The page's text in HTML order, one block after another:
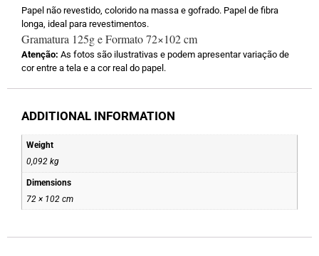
Papel não revestido, colorido na massa e gofrado. Papel de fibra
longa, ideal para revestimentos.
Gramatura 125g e Formato 72×102 cm
Atenção: As fotos são ilustrativas e podem apresentar variação de
cor entre a tela e a cor real do papel.
ADDITIONAL INFORMATION
Weight
0,092 kg
Dimensions
72 × 102 cm